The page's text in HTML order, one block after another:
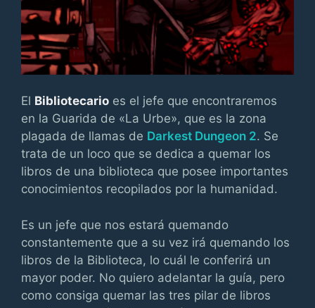
El Bibliotecario es el jefe que encontraremos
en la Guarida de «La Urbe», que es la zona
plagada de llamas de Darkest Dungeon 2. Se
trata de un loco que se dedica a quemar los
libros de una biblioteca que posee importantes
conocimientos recopilados por la humanidad.
Es un jefe que nos estará quemando
constantemente que a su vez irá quemando los
libros de la Biblioteca, lo cuál le conferirá un
mayor poder. No quiero adelantar la guía, pero
como consiga quemar las tres pilar de libros